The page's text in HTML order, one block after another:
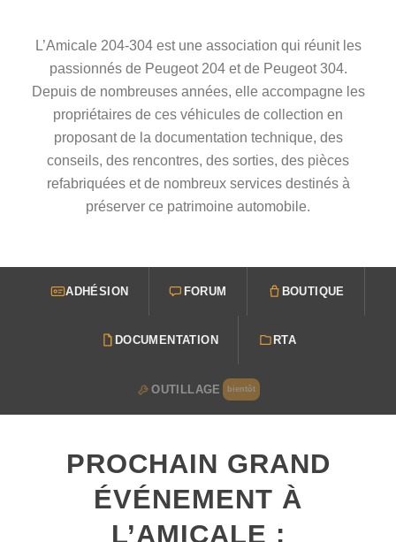
L’Amicale 204-304 est une association qui réunit les
passionnés de Peugeot 204 et de Peugeot 304.
Depuis de nombreuses années, elle accompagne les
propriétaires de ces véhicules de collection en
proposant de la documentation technique, des
conseils, des rencontres, des sorties, des pièces
refabriquées et de nombreux services destinés à
préserver ce patrimoine automobile.
ADHÉSION FORUM BOUTIQUE
DOCUMENTATION RTA
OUTILLAGE bientôt
PROCHAIN GRAND
ÉVÉNEMENT À
L’AMICALE :